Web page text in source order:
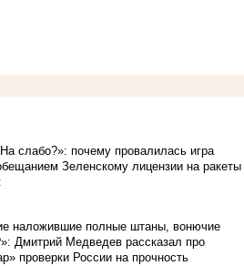
слабо?»: почему провалилась игра
Зеленскому лицензии на ракеты
наложившие полные штаны, вонючие
Дмитрий Медведев рассказал про
проверки России на прочность